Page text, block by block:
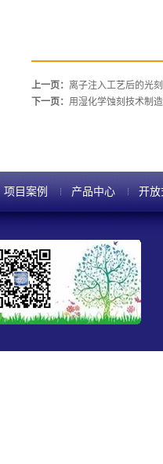
上一页： 离子注入工艺后的光
下一页： 用湿化学蚀刻技术制
项目案例 产品中心 开放